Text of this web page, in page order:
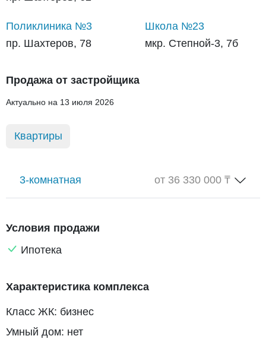
Поликлиника №3
пр. Шахтеров, 78
Школа №23
мкр. Степной-3, 7б
Продажа от застройщика
Актуально на 13 июля 2026
Квартиры
3-комнатная от 36 330 000 ₸
Условия продажи
Ипотека
Характеристика комплекса
Класс ЖК: бизнес
Умный дом: нет